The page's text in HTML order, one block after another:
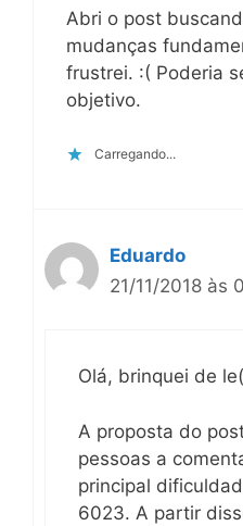
Abri o post
mudanças
frustrei. :( Poderia
objetivo.
Carregando...
Eduardo
21/11/2018 às
Olá, brinquei de
A proposta do
pessoas a
principal
6023. A partir